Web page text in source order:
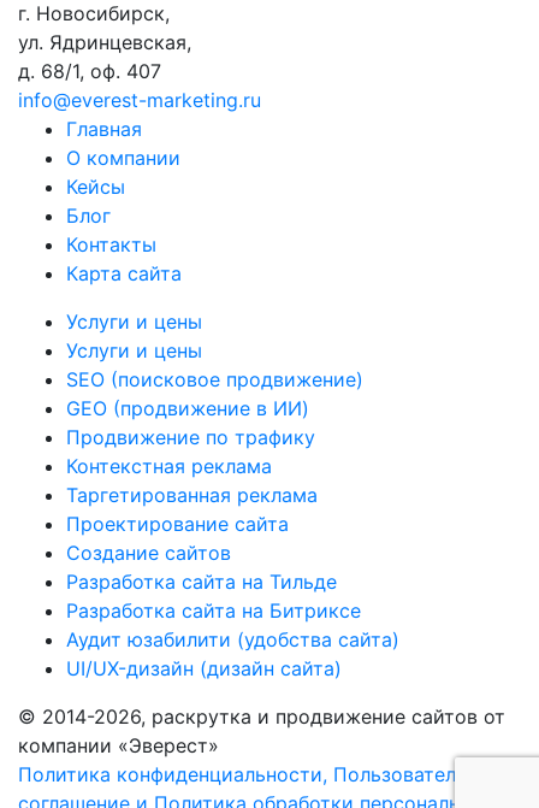
г. Новосибирск,
ул. Ядринцевская,
д. 68/1, оф. 407
info@everest-marketing.ru
Главная
О компании
Кейсы
Блог
Контакты
Карта сайта
Услуги и цены
Услуги и цены
SEO (поисковое продвижение)
GEO (продвижение в ИИ)
Продвижение по трафику
Контекстная реклама
Таргетированная реклама
Проектирование сайта
Создание сайтов
Разработка сайта на Тильде
Разработка сайта на Битриксе
Аудит юзабилити (удобства сайта)
UI/UX-дизайн (дизайн сайта)
© 2014-2026, раскрутка и продвижение сайтов от
компании «Эверест»
Политика конфиденциальности, Пользовательское
соглашение и Политика обработки персональных